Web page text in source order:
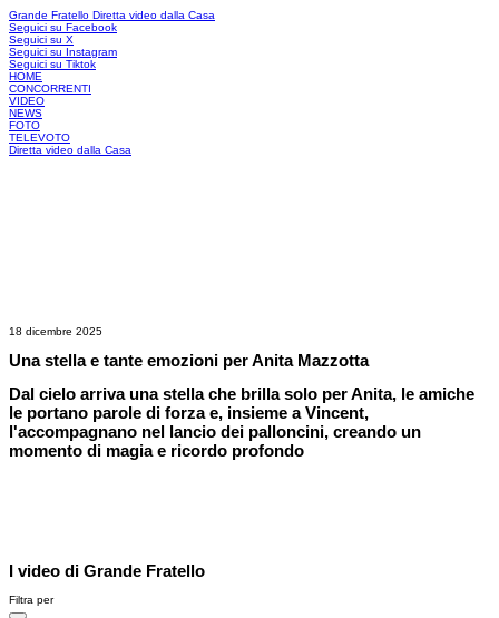
Grande Fratello Diretta video dalla Casa
Seguici su Facebook
Seguici su X
Seguici su Instagram
Seguici su Tiktok
HOME
CONCORRENTI
VIDEO
NEWS
FOTO
TELEVOTO
Diretta video dalla Casa
18 dicembre 2025
Una stella e tante emozioni per Anita Mazzotta
Dal cielo arriva una stella che brilla solo per Anita, le amiche
le portano parole di forza e, insieme a Vincent,
l'accompagnano nel lancio dei palloncini, creando un
momento di magia e ricordo profondo
I video di Grande Fratello
Filtra per